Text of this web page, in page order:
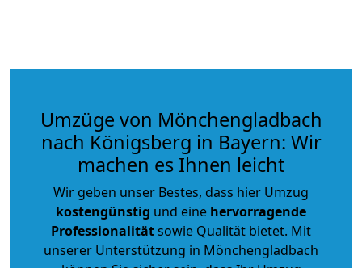
Umzüge von Mönchengladbach
nach Königsberg in Bayern: Wir
machen es Ihnen leicht
Wir geben unser Bestes, dass hier Umzug
kostengünstig und eine hervorragende
Professionalitätsowie Qualität bietet. Mit
unserer Unterstützung in Mönchengladbach